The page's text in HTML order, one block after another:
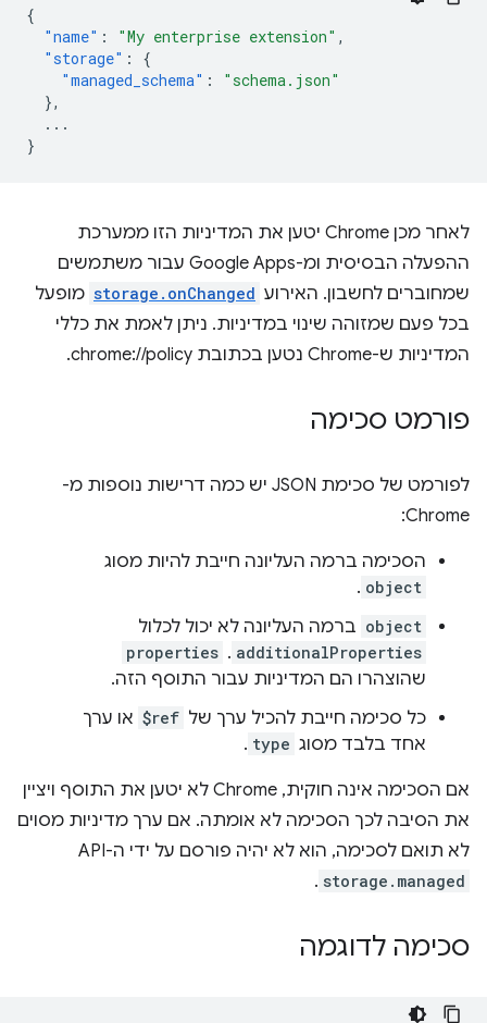
{
"name" : "My enterprise extension" ,
"storage" :
{
"managed_schema" :
"schema.json"
},
...
}
לאחר מכן Chrome יטען את המדיניות הזו ממערכת
ההפעלה הבסיסית ומ-Google Apps עבור משתמשים
שמחוברים לחשבון. האירוע storage.onChanged מופעל
בכל פעם שמזוהה שינוי במדיניות. ניתן לאמת את כללי
המדיניות ש-Chrome נטען בכתובת chrome://policy.
פורמט סכימה
לפורמט של סכימת JSON יש כמה דרישות נוספות מ-
Chrome:
הסכימה ברמה העליונה חייבת להיות מסוג
object
.
object ברמה העליונה לא יכול לכלול
additionalProperties
.
properties
שהוצהרו הם המדיניות עבור התוסף הזה.
כל סכימה חייבת להכיל ערך של $ref או ערך
אחד בלבד מסוג type
.
אם הסכימה אינה חוקית, Chrome לא יטען את התוסף ויציין
את הסיבה לכך הסכימה לא אומתה. אם ערך מדיניות מסוים
לא תואם לסכימה, הוא לא יהיה פורסם על ידי ה-API
storage.managed
.
סכימה לדוגמה